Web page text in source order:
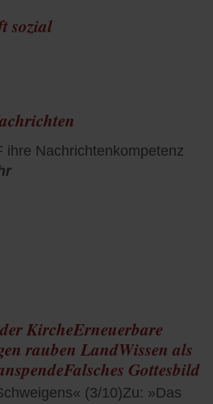
sozial
ihre Nachrichtenkompetenz
KircheErneuerbare
rauben LandWissen als
Gottesbild
(3/10)Zu: »Das